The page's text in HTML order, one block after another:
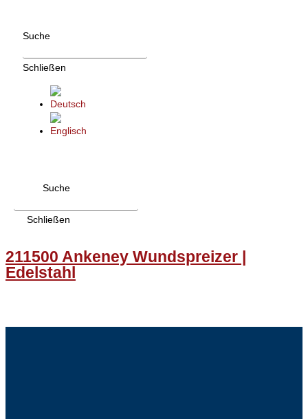
Suche
Schließen
Suche
Schließen
211500 Ankeney Wundspreizer |
Edelstahl